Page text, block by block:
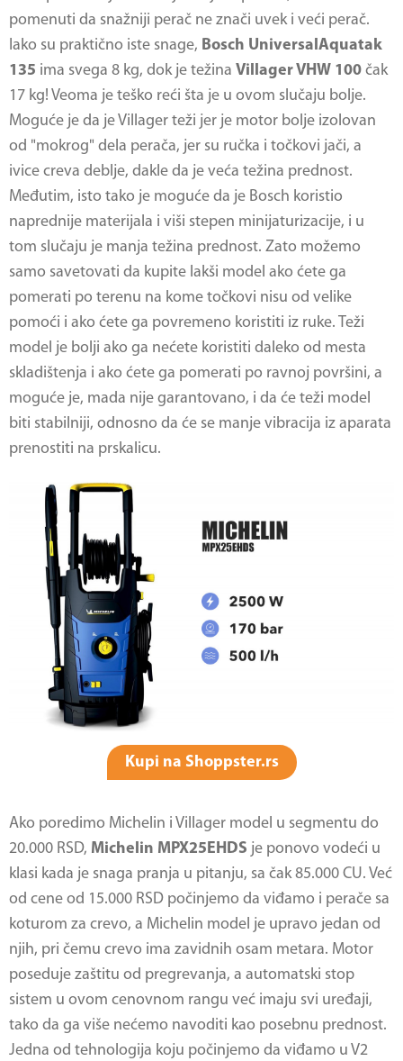
pomenuti da snažniji perač ne znači uvek i veći perač.
Iako su praktično iste snage, Bosch UniversalAquatak
135 ima svega 8 kg, dok je težina Villager VHW 100 čak
17 kg! Veoma je teško reći šta je u ovom slučaju bolje.
Moguće je da je Villager teži jer je motor bolje izolovan
od "mokrog" dela perača, jer su ručka i točkovi jači, a
ivice creva deblje, dakle da je veća težina prednost.
Međutim, isto tako je moguće da je Bosch koristio
naprednije materijala i viši stepen minijaturizacije, i u
tom slučaju je manja težina prednost. Zato možemo
samo savetovati da kupite lakši model ako ćete ga
pomerati po terenu na kome točkovi nisu od velike
pomoći i ako ćete ga povremeno koristiti iz ruke. Teži
model je bolji ako ga nećete koristiti daleko od mesta
skladištenja i ako ćete ga pomerati po ravnoj površini, a
moguće je, mada nije garantovano, i da će teži model
biti stabilniji, odnosno da će se manje vibracija iz aparata
prenostiti na prskalicu.
Kupi na Shoppster.rs
Ako poredimo Michelin i Villager model u segmentu do
20.000 RSD, Michelin MPX25EHDS je ponovo vodeći u
klasi kada je snaga pranja u pitanju, sa čak 85.000 CU. Već
od cene od 15.000 RSD počinjemo da viđamo i perače sa
koturom za crevo, a Michelin model je upravo jedan od
njih, pri čemu crevo ima zavidnih osam metara. Motor
poseduje zaštitu od pregrevanja, a automatski stop
sistem u ovom cenovnom rangu već imaju svi uređaji,
tako da ga više nećemo navoditi kao posebnu prednost.
Jedna od tehnologija koju počinjemo da viđamo u V2